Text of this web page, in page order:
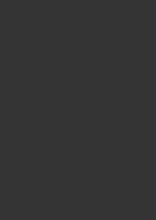
ПЛАТЬЕ TROMPE